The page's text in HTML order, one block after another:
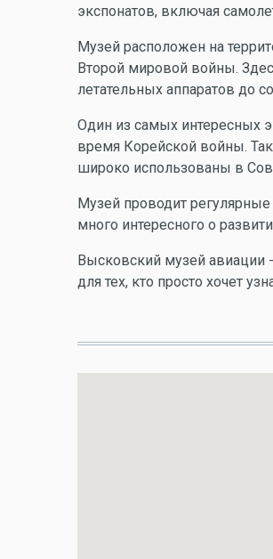
экспонатов, включая
Музей расположен на
Второй мировой войны.
летательных аппаратов до
Один из самых интересных
время Корейской войны.
широко использованы в
Музей проводит
много интересного о
Высковский музей авиации
для тех, кто просто хочет